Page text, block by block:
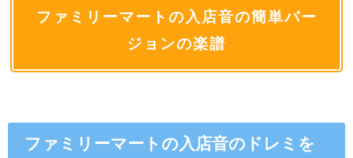
ファミリーマートの入店音の簡単バー
ジョンの楽譜
ファミリーマートの入店音のドレミを